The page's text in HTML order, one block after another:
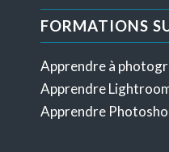
FORMATIONS
Apprendre à
Apprendre
Apprendre